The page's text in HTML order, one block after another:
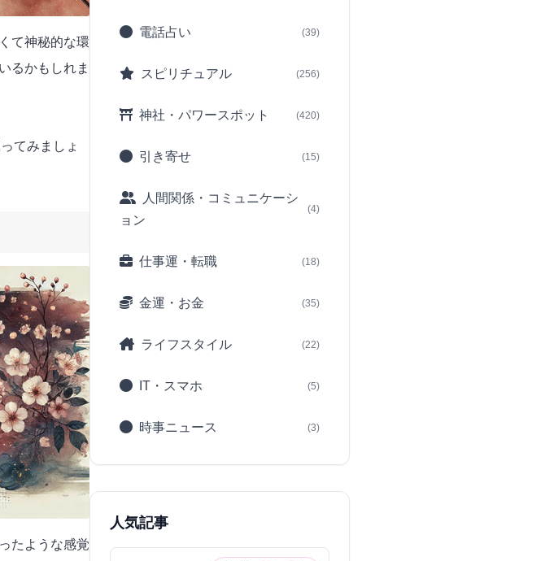
て神秘的な環
るかもしれま
てみましょ
たような感覚
電話占い (39)
スピリチュアル (256)
神社・パワースポット (420)
引き寄せ (15)
人間関係・コミュニケーシ
ョン
(4)
仕事運・転職 (18)
金運・お金 (35)
ライフスタイル (22)
IT・スマホ (5)
時事ニュース (3)
人気記事